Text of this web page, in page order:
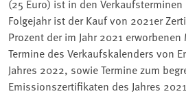
(25 Euro) ist in den
Folgejahr ist der Kauf von 2021er
Prozent der im Jahr 2021 erworbenen
Termine des Verkaufskalenders von
Jahres 2022, sowie Termine zum
Emissionszertifikaten des Jahres